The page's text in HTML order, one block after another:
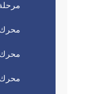
محرك IE2
محرك IE3